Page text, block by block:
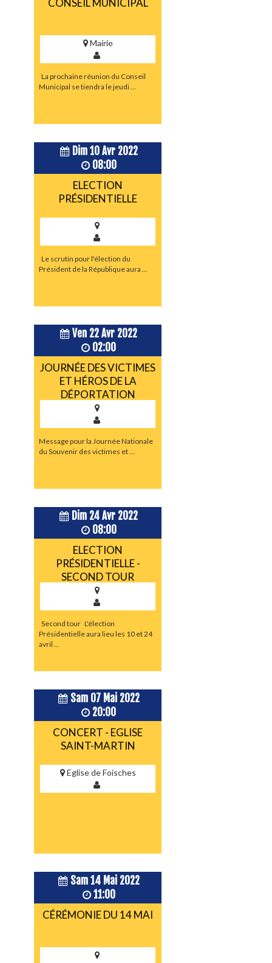
CONSEIL MUNICIPAL
Mairie
La prochaine réunion du Conseil
Municipal se tiendra le jeudi ...
Dim 10 Avr 2022
08:00
ELECTION
PRÉSIDENTIELLE
Le scrutin pour l'élection du
Président de la République aura ...
Ven 22 Avr 2022
02:00
JOURNÉE DES VICTIMES
ET HÉROS DE LA
DÉPORTATION
Message pour la Journée Nationale
du Souvenir des victimes et ...
Dim 24 Avr 2022
08:00
ELECTION
PRÉSIDENTIELLE -
SECOND TOUR
Second tour L'élection
Présidentielle aura lieu les 10 et 24
avril ...
Sam 07 Mai 2022
20:00
CONCERT - EGLISE
SAINT-MARTIN
Eglise de Foisches
Sam 14 Mai 2022
11:00
CÉRÉMONIE DU 14 MAI